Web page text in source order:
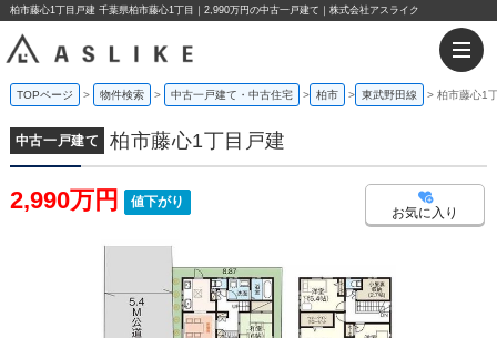
柏市藤心1丁目戸建 千葉県柏市藤心1丁目｜2,990万円の中古一戸建て｜株式会社アスライク
TOPページ 物件検索 中古一戸建て・中古住宅 柏市 東武野田線 柏市藤心1
中古一戸建て 柏市藤心1丁目戸建
2,990万円 値下がり
お気に入り